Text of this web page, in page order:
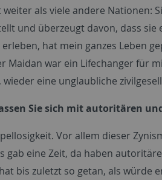
als viele andere Nationen:
und überzeugt davon, dass
hat mein ganzes Leben
Maidan war ein Lifechanger für
eine unglaubliche
Sie sich mit autoritären
Vor allem dieser
gab eine Zeit, da haben
bis zuletzt so getan, als